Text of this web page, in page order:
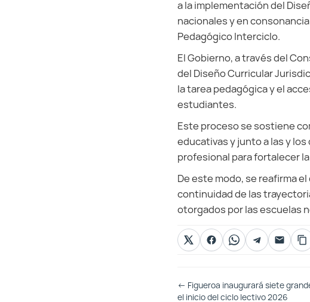
a la implementación del
nacionales y en
Pedagógico Interciclo.
El Gobierno, a través del
del Diseño Curricular
la tarea pedagógica y el
estudiantes.
Este proceso se sostiene
educativas y junto a las y
profesional para fortalecer
De este modo, se reafirma
continuidad de las
otorgados por las escuelas
Otras
Entradas
← Figueroa inaugurará siete
el inicio del ciclo lectivo 2026